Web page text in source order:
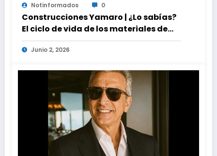
Notinformados 0
Construcciones Yamaro | ¿Lo sabías?
El ciclo de vida de los materiales de
construcción revoluciona eficiencia
en proyectos modernos
Junio 2, 2026